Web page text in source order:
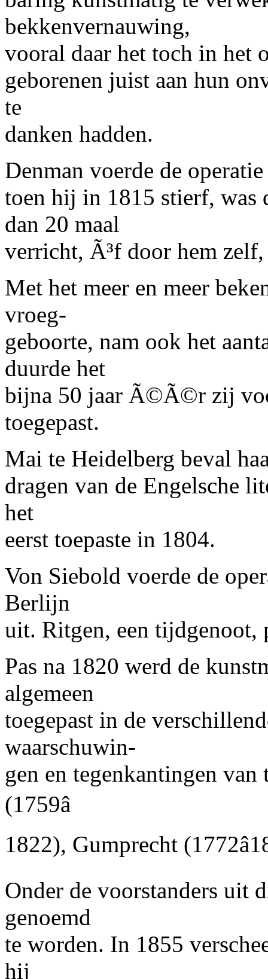
bekkenvernauwing,
vooral daar het toch in het
geborenen juist aan hun
te
danken hadden.
Denman voerde de
toen hij in 1815 stierf,
dan 20 maal
verricht, Ã³f door hem
Met het meer en meer
vroeg-
geboorte, nam ook het
duurde het
bijna 50 jaar Ã©Ã©r zij
toegepast.
Mai te Heidelberg beval
dragen van de Engelsche
het
eerst toepaste in 1804.
Von Siebold voerde de
Berlijn
uit. Ritgen, een tijdgenoot,
Pas na 1820 werd de
algemeen
toegepast in de
waarschuwin-
gen en tegenkantingen van
(1759â
1822), Gumprecht
Onder de voorstanders uit
genoemd
te worden. In 1855
hij